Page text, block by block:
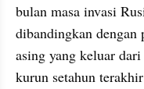
bulan masa invasi
dibandingkan
asing yang keluar
kurun setahun